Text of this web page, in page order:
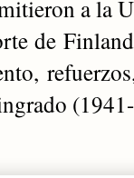
a la
de